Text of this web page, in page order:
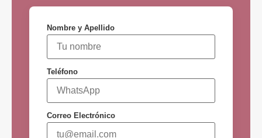
Nombre y Apellido
Teléfono
Correo Electrónico